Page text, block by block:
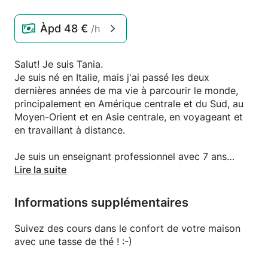
Àpd 48 € /h
Salut! Je suis Tania.
Je suis né en Italie, mais j'ai passé les deux
dernières années de ma vie à parcourir le monde,
principalement en Amérique centrale et du Sud, au
Moyen-Orient et en Asie centrale, en voyageant et
en travaillant à distance.
Je suis un enseignant professionnel avec 7 ans
d'expérience. J'ai travaillé sur la traduction
dans le musée du verre de Venise et j'ai travaillé
comme interprète à la cour de Venise.
J'ai un diplôme en langues, je suis certifiée en droit
international et je suis coach linguistique. Coach
linguistique signifie que je vous apprends non
Lire la suite
Informations supplémentaires
Suivez des cours dans le confort de votre maison
avec une tasse de thé ! :-)